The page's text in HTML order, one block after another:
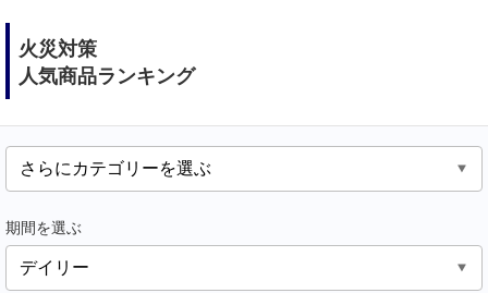
火災対策
人気商品ランキング
期間を選ぶ